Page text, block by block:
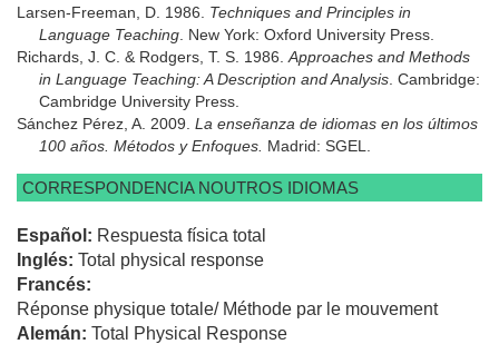
Larsen-Freeman, D. 1986. Techniques and Principles in
Language Teaching . New York: Oxford University Press.
Richards, J. C. & Rodgers, T. S. 1986. Approaches and Methods
in Language Teaching: A Description and Analysis . Cambridge:
Cambridge University Press.
Sánchez Pérez, A. 2009. La enseñanza de idiomas en los últimos
100 años. Métodos y Enfoques. Madrid: SGEL.
CORRESPONDENCIA NOUTROS IDIOMAS
Español: Respuesta física total
Inglés: Total physical response
Francés:
Réponse physique totale/ Méthode par le mouvement
Alemán: Total Physical Response